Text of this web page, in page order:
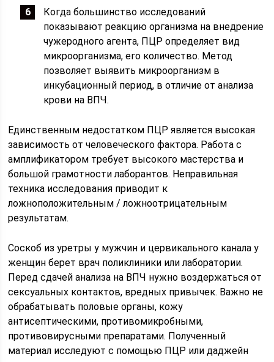
Когда большинство исследований
показывают реакцию организма на внедрение
чужеродного агента, ПЦР определяет вид
микроорганизма, его количество. Метод
позволяет выявить микроорганизм в
инкубационный период, в отличие от анализа
крови на ВПЧ.
Единственным недостатком ПЦР является высокая
зависимость от человеческого фактора. Работа с
амплификатором требует высокого мастерства и
большой грамотности лаборантов. Неправильная
техника исследования приводит к
ложноположительным / ложноотрицательным
результатам.
Соскоб из уретры у мужчин и цервикального канала у
женщин берет врач поликлиники или лаборатории.
Перед сдачей анализа на ВПЧ нужно воздержаться от
сексуальных контактов, вредных привычек. Важно не
обрабатывать половые органы, кожу
антисептическими, противомикробными,
противовирусными препаратами. Полученный
материал исследуют с помощью ПЦР или даджейн